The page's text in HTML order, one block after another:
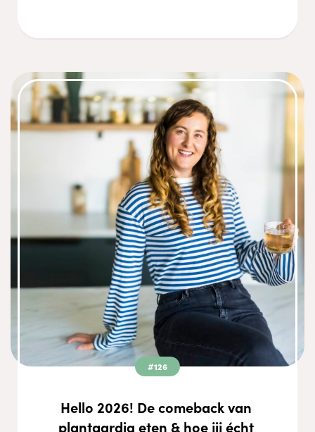
#126
Hello 2026! De comeback van
plantaardig eten & hoe jij écht